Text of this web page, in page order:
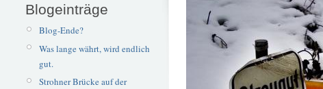
Blogeinträge
Blog-Ende?
Was lange währt, wird endlich
gut.
Strohner Brücke auf der